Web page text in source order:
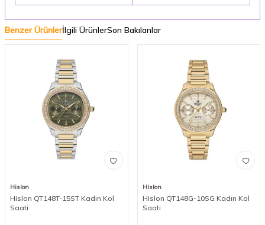
Benzer Ürünlerİlgili ÜrünlerSon Bakılanlar
Hislon
Hislon QT148T-15ST Kadın Kol
Saati
Hislon
Hislon QT148G-10SG Kadın Kol
Saati